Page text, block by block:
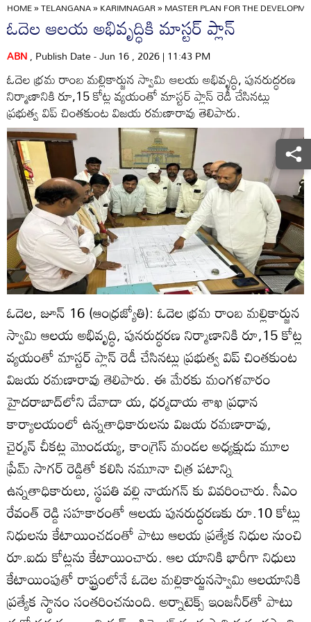
HOME»TELANGANA»KARIMNAGAR»MASTER PLAN FOR THE
ఓదెల ఆలయ అభివృద్ధికి మాస్టర్‌ ప్లాన్‌
ABN, Publish Date - Jun 16 , 2026 | 11:43 PM
ఓదెల భ్రమ రాంబ మల్లికార్జున స్వామి ఆలయ అభివృద్ధి, పునరుద్ధరణ
నిర్మాణానికి రూ,15 కోట్ల వ్యయంతో మాస్టర్‌ ప్లాన్‌ రెడీ చేసినట్లు
ప్రభుత్వ విప్‌ చింతకుంట విజయ రమణారావు తెలిపారు.
ఓదెల, జూన్‌ 16 (ఆంధ్రజ్యోతి): ఓదెల భ్రమ రాంబ మల్లికార్జున
స్వామి ఆలయ అభివృద్ధి, పునరుద్ధరణ నిర్మాణానికి రూ,15 కోట్ల
వ్యయంతో మాస్టర్‌ ప్లాన్‌ రెడీ చేసినట్లు ప్రభుత్వ విప్‌ చింతకుంట
విజయ రమణారావు తెలిపారు. ఈ మేరకు మంగళవారం
హైదరాబాద్‌లోని దేవాదా య, ధర్మదాయ శాఖ ప్రధాన
కార్యాలయంలో ఉన్నతాధికారులను విజయ రమణారావు,
చైర్మన్‌ చీకట్ల మొండయ్య, కాంగ్రెస్‌ మండల అధ్యక్షుడు మూల
ప్రేమ్‌ సాగర్‌ రెడ్డితో కలిసి నమూనా చిత్ర పటాన్ని
ఉన్నతాధికారులు, స్థపతి వల్లి నాయగన్‌ కు వివరించారు. సీఎం
రేవంత్‌ రెడ్డి సహకారంతో ఆలయ పునరుద్ధరణకు రూ.10 కోట్లు
నిధులను కేటాయించడంతో పాటు ఆలయ ప్రత్యేక నిధుల నుంచి
రూ.ఐదు కోట్లను కేటాయించారు. ఆల యానికి భారీగా నిధులు
కేటాయింపుతో రాష్ట్రంలోనే ఓదెల మల్లికార్జునస్వామి ఆలయానికి
ప్రత్యేక స్థానం సంతరించనుంది. అర్నాటెక్స్‌ ఇంజనీర్‌తో పాటు